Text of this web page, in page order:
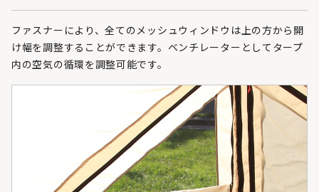
ファスナーにより、全てのメッシュウィンドウは上の方から開
け幅を調整することができます。ベンチレーターとしてタープ
内の空気の循環を調整可能です。